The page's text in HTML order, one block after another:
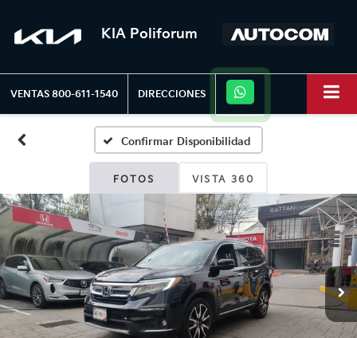
KIA Poliforum
VENTAS 800-611-1540 DIRECCIONES
Confirmar Disponibilidad
FOTOS VISTA 360